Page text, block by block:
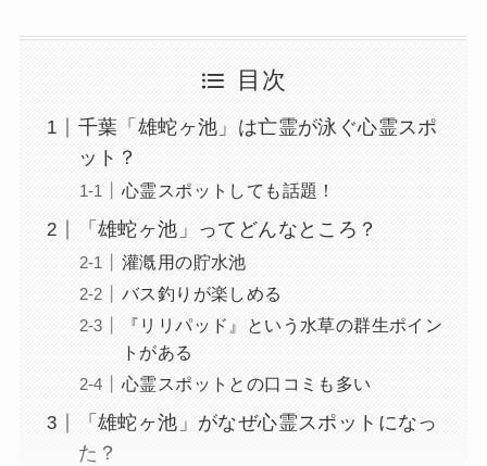
目次
千葉「雄蛇ヶ池」は亡霊が泳ぐ心霊スポ
ット？
心霊スポットしても話題！
「雄蛇ヶ池」ってどんなところ？
灌漑用の貯水池
バス釣りが楽しめる
『リリパッド』という水草の群生ポイン
トがある
心霊スポットとの口コミも多い
「雄蛇ヶ池」がなぜ心霊スポットになっ
た？